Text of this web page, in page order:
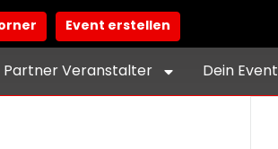
Event erstellen
Partner Veranstalter Dein Event